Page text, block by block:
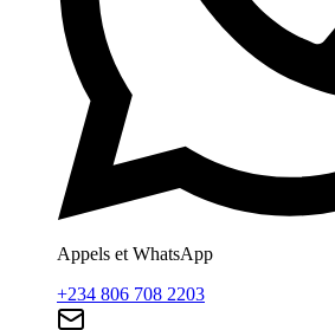
Appels et WhatsApp
+234 806 708 2203